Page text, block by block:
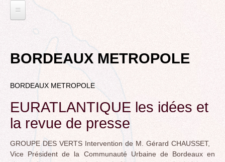
L'EAU ET LES DECHETS
ECONOMIE D’EAU, SAGE, SÉCHERESSE
LA GESTION DES DECHETS
CONTRAT DE L'EAU, POLLUTIONS DIVERSES
ELECTIONS
MUNICIPALES 2014
DÉPARTEMENTALES 2015
MUNICIPALES 2020
RUBRIQUE EN CHANTIER ET A COMPLETER
TRANSITION ECOLOGIQUE
RUBRIQUE EN CHANTIER
LA LUTTE CONTRE L’AFFICHAGE
PUBLICITAIRE
BIODIVERSITE, ENVIRONNEMENT, URBANISME
VOIRIE DOMAINE PUBLIC À MÉRIGNAC
LE TRAMWAY REJOINT L'AÉROPORT DE
BORDEAUX MÉRIGNAC : INAUGURATION,
REVUE DE PRESSE
TRIBUNE LIBRE
POINT DE VUE
L’ACTION POLITIQUE À MÉRIGNAC
to
top
BORDEAUX METROPOLE
BORDEAUX METROPOLE
EURATLANTIQUE les idées et
la revue de presse
GROUPE DES VERTS Intervention de M. Gérard CHAUSSET,
Vice Président de la Communauté Urbaine de Bordeaux en